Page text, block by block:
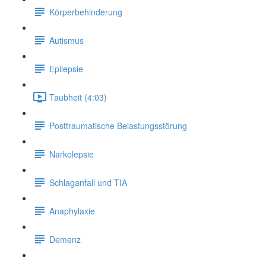
Körperbehinderung
Autismus
Epilepsie
Taubheit (4:03)
Posttraumatische Belastungsstörung
Narkolepsie
Schlaganfall und TIA
Anaphylaxie
Demenz